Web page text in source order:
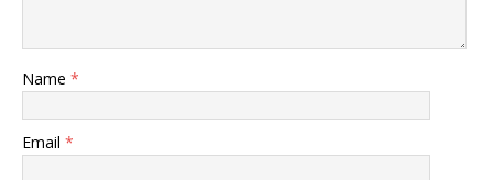
Name *
Email *